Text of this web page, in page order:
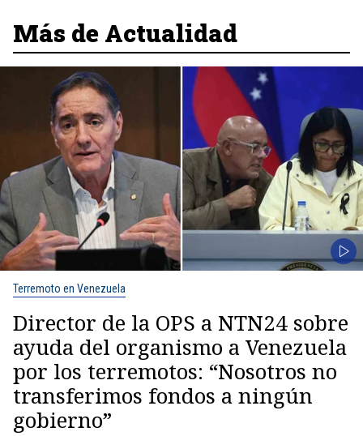
Más de Actualidad
Terremoto en Venezuela
Director de la OPS a NTN24 sobre
ayuda del organismo a Venezuela
por los terremotos: “Nosotros no
transferimos fondos a ningún
gobierno”